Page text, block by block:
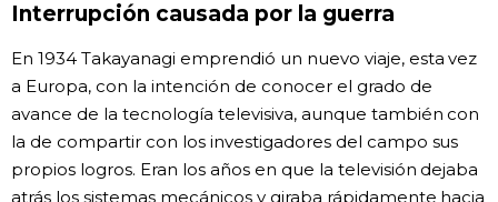
Interrupción causada por la guerra
En 1934 Takayanagi emprendió un nuevo viaje, esta vez
a Europa, con la intención de conocer el grado de
avance de la tecnología televisiva, aunque también con
la de compartir con los investigadores del campo sus
propios logros. Eran los años en que la televisión dejaba
atrás los sistemas mecánicos y giraba rápidamente hacia